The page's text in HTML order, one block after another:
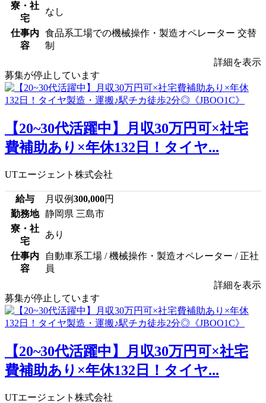
寮・社
宅
なし
仕事内
容
食品系工場での機械操作・製造オペレーター 交替
制
詳細を表示
募集が停止しています
【20~30代活躍中】月収30万円可×社宅
費補助あり×年休132日！タイヤ...
UTエージェント株式会社
給与 月収例300,000円
勤務地
静岡県 三島市
寮・社
宅
あり
仕事内
容
自動車系工場 / 機械操作・製造オペレーター / 正社
員
詳細を表示
募集が停止しています
【20~30代活躍中】月収30万円可×社宅
費補助あり×年休132日！タイヤ...
UTエージェント株式会社